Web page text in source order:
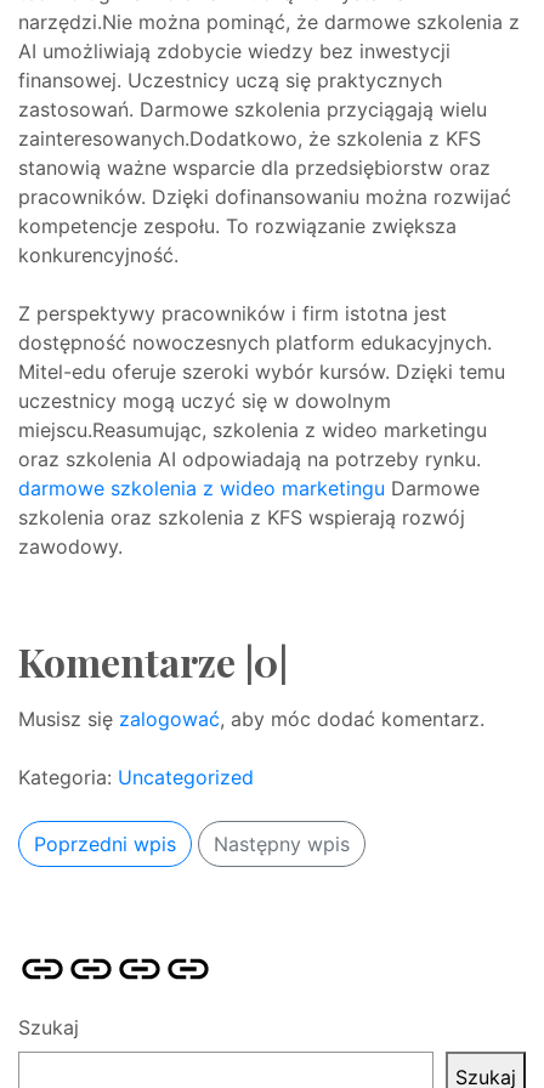
narzędzi.Nie można pominąć, że darmowe szkolenia z
AI umożliwiają zdobycie wiedzy bez inwestycji
finansowej. Uczestnicy uczą się praktycznych
zastosowań. Darmowe szkolenia przyciągają wielu
zainteresowanych.Dodatkowo, że szkolenia z KFS
stanowią ważne wsparcie dla przedsiębiorstw oraz
pracowników. Dzięki dofinansowaniu można rozwijać
kompetencje zespołu. To rozwiązanie zwiększa
konkurencyjność.
Z perspektywy pracowników i firm istotna jest
dostępność nowoczesnych platform edukacyjnych.
Mitel-edu oferuje szeroki wybór kursów. Dzięki temu
uczestnicy mogą uczyć się w dowolnym
miejscu.Reasumując, szkolenia z wideo marketingu
oraz szkolenia AI odpowiadają na potrzeby rynku.
darmowe szkolenia z wideo marketingu Darmowe
szkolenia oraz szkolenia z KFS wspierają rozwój
zawodowy.
Komentarze |0|
Musisz się zalogować, aby móc dodać komentarz.
Kategoria: Uncategorized
Poprzedni wpis Następny wpis
Strona
główna
Pozycjonowanie
Stron
SKLEP
SEO
BLOG
Szukaj
Szukaj